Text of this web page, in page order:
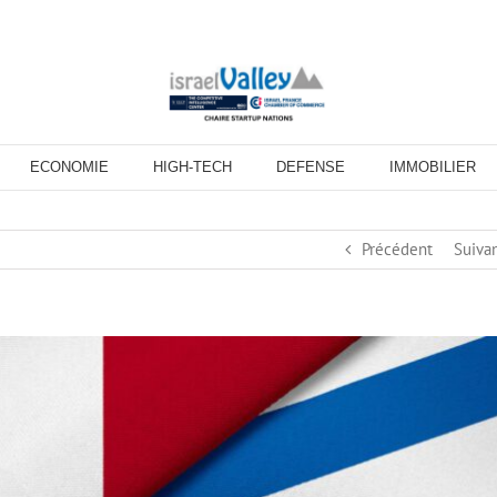
ECONOMIE HIGH-TECH DEFENSE IMMOBILIER
Précédent